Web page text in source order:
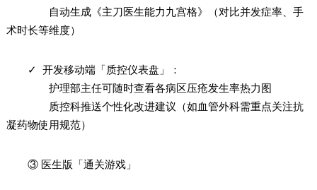
自动生成《主刀医生能力九宫格》（对比并发症率、手
术时长等维度）
✓ 开发移动端「质控仪表盘」：
护理部主任可随时查看各病区压疮发生率热力图
质控科推送个性化改进建议（如血管外科需重点关注抗
凝药物使用规范）
③ 医生版「通关游戏」